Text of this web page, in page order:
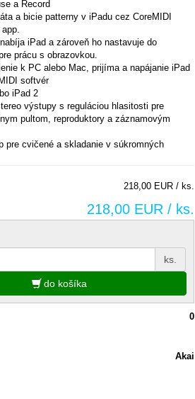
a Record
a bicie patterny v iPadu cez CoreMIDI
iPad a zároveň ho nastavuje do
prácu s obrazovkou.
k PC alebo Mac, prijíma a napájanie iPad
softvér
iPad 2
výstupy s reguláciou hlasitosti pre
pultom, reproduktory a záznamovým
pre cvičené a skladanie v súkromných
218,00 EUR / ks.
218,00 EUR / ks.
ks.
do košíka
0
Akai